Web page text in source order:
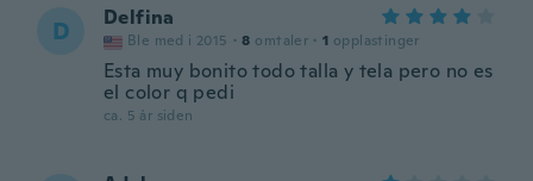
D Delfina
Ble med i 2015 · 8 omtaler · 1 opplastinger
Esta muy bonito todo talla y tela pero no es
el color q pedi
ca. 5 år siden